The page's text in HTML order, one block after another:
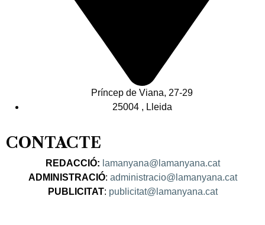
Príncep de Viana, 27-29
25004 , Lleida
CONTACTE
REDACCIÓ: lamanyana@lamanyana.cat
ADMINISTRACIÓ: administracio@lamanyana.cat
PUBLICITAT: publicitat@lamanyana.cat